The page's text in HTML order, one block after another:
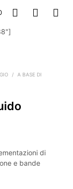
/
A BASE DI
di
e bande